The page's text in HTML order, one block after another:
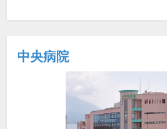
中央病院